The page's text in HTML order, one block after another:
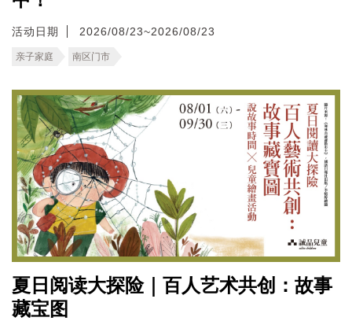
活动日期 2026/08/23~2026/08/23
亲子家庭 南区门市
夏日阅读大探险｜百人艺术共创：故事
藏宝图